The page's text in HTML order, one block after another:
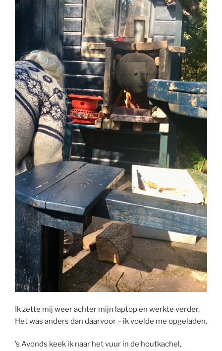
Ik zette mij weer achter mijn laptop en werkte verder.
Het was anders dan daarvoor – ik voelde me opgeladen.
’s Avonds keek ik naar het vuur in de houtkachel,